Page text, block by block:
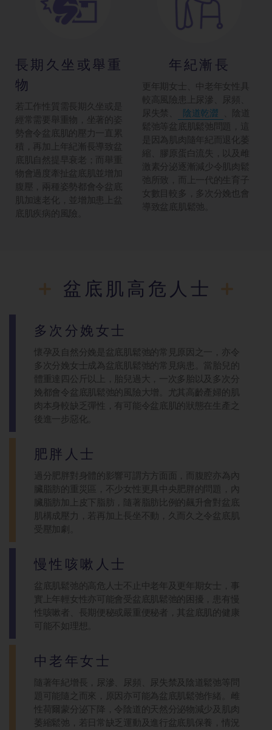
長期久坐或舉重
物
若工作性質需長期久坐或是
經常需要舉重物，坐著的姿
勢會令盆底肌的壓力一直累
積，再加上年紀漸長導致盆
底肌自然提早衰老；而舉重
物會過度牽扯盆底肌並增加
腹壓，兩種姿勢都會令盆底
肌加速老化，並增加患上盆
底肌疾病的風險。
年紀漸長
更年期女士、中老年女性具
較高風險患上尿滲、尿頻、
尿失禁、
陰道乾澀
、陰道
鬆弛等盆底肌鬆弛問題，這
是因為肌肉隨年紀而退化萎
縮、膠原蛋白流失，以及雌
激素分泌逐漸減少令肌肉鬆
弛所致，而上一代的生育子
女數目較多，多次分娩也會
導致盆底肌鬆弛。
盆底肌高危人士
多次分娩女士
懷孕及自然分娩是盆底肌鬆弛的常見原因之一，亦令
多次分娩女士成為盆底肌鬆弛的常見病患。當胎兒的
體重達四公斤以上，胎兒過大，一次多胎以及多次分
娩都會令盆底肌鬆弛的風險大增。尤其高齡產婦的肌
肉本身較缺乏彈性，有可能令盆底肌的狀態在生產之
後進一步惡化。
肥胖人士
過分肥胖對身體的影響可謂方方面面，而腹腔亦為內
臟脂肪的重災區，不少女性更具中央肥胖的問題，內
臟脂肪加上皮下脂肪，隨著脂肪比例的飆升會對盆底
肌構成壓力，若再加上長坐不動，久而久之令盆底肌
受壓加劇。
慢性咳嗽人士
盆底肌鬆弛的高危人士不止中老年及更年期女士，事
實上年輕女性亦可能會受盆底肌鬆弛的困擾，患有慢
性咳嗽者、長期便秘或嚴重便秘者，其盆底肌的健康
可能不如理想。
中老年女士
隨著年紀增長，尿滲、尿頻、尿失禁及陰道鬆弛等問
題可能隨之而來，原因亦可能為盆底肌鬆弛作緒。雌
性荷爾蒙分泌下降，令陰道的天然分泌物減少及肌肉
萎縮鬆弛，若日常缺乏運動及進行盆底肌保養，情況